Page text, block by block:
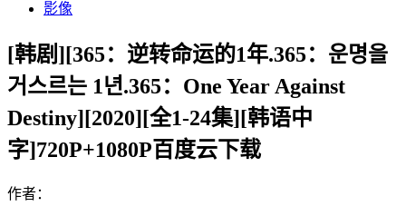
影像
[韩剧][365：逆转命运的1年.365：운명을
거스르는 1년.365：One Year Against
Destiny][2020][全1-24集][韩语中
字]720P+1080P百度云下载
作者：